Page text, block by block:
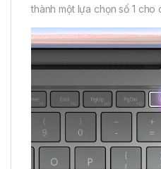
thành một lựa chọn số 1